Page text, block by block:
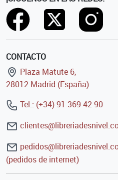
CONTACTO
Plaza Matute 6,
28012 Madrid (España)
Tel.: (+34) 91 369 42 90
(pedidos de internet)